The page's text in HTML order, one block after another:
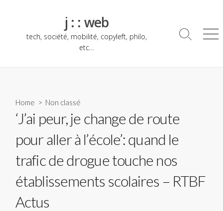
j : : web
tech, société, mobilité, copyleft, philo,
etc…
Search
Home > Non classé
‘J’ai peur, je change de route
pour aller à l’école’: quand le
trafic de drogue touche nos
établissements scolaires – RTBF
Actus